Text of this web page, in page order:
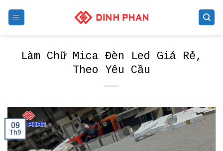
Làm Chữ Mica Đèn Led Giá Rẻ,
Theo Yêu Cầu
09
Th9